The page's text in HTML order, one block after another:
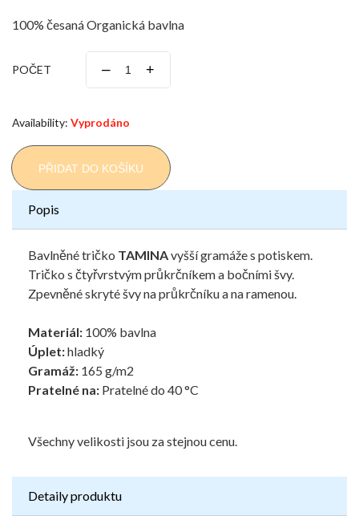
100% česaná Organická bavlna
POČET – +
Availability: Vyprodáno
PŘIDAT DO KOŠÍKU
Popis
Bavlněné tričko TAMINAvyšší gramáže s potiskem.
Tričko s čtyřvrstvým průkrčníkem a bočními švy.
Zpevněné skryté švy na průkrčníku a na ramenou.
Materiál: 100% bavlna
Úplet:hladký
Gramáž: 165 g/m2
Pratelné na: Pratelné do 40 °C
Všechny velikosti jsou za stejnou cenu.
Detaily produktu